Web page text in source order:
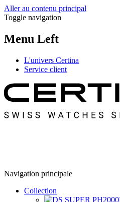
Aller au contenu principal
Toggle navigation
Menu Left
L'univers Certina
Service client
Navigation principale
Collection